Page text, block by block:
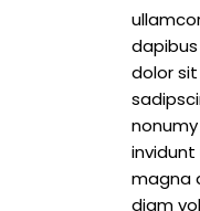
dolor
magna
diam